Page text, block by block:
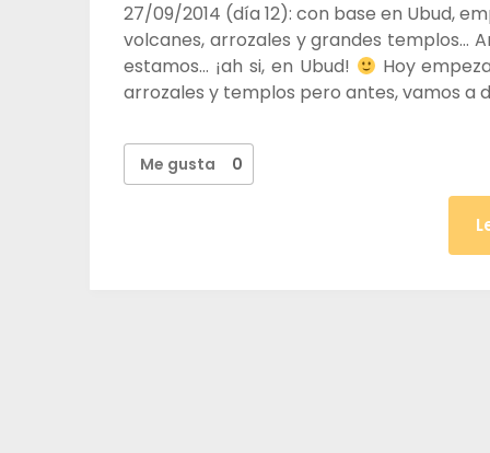
27/09/2014 (día 12): con base en Ubud,
volcanes, arrozales y grandes templos…
estamos… ¡ah si, en Ubud!
Hoy
arrozales y templos pero antes, vamos a
Me gusta 0